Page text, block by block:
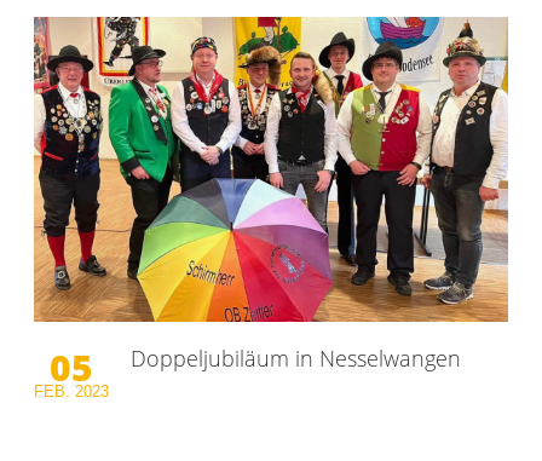
05
FEB. 2023
Doppeljubiläum in Nesselwangen